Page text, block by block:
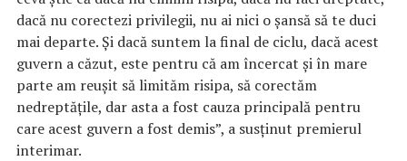
dacă nu corectezi privilegii, nu ai nici o şansă să te duci
mai departe. Şi dacă suntem la final de ciclu, dacă acest
guvern a căzut, este pentru că am încercat şi în mare
parte am reuşit să limităm risipa, să corectăm
nedreptăţile, dar asta a fost cauza principală pentru
care acest guvern a fost demis”, a susţinut premierul
interimar.